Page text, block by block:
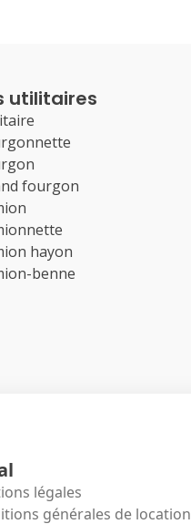
utilitaires
fourgon
hayon
benne
légales
générales de location